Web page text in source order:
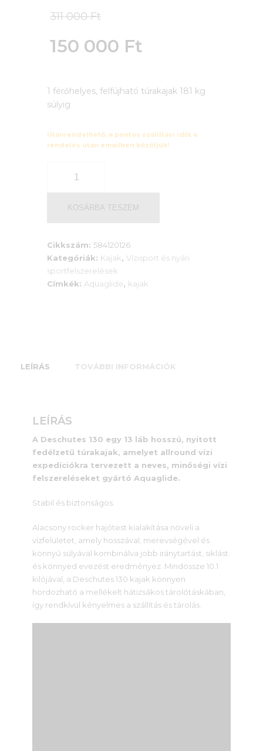
311 000Ft
price
311
150 000 Ft
price
150
1 férőhelyes, felfújható túrakajak 181 kg
súlyig
Utánrendelhető, a pontos szállítási időt a
rendelés után emailben közöljük!
TÚRAKAJAK,
FÉRŐHELYES
mennyiség
KOSÁRBA TESZEM
Cikkszám: 584120126
Kategóriák: Kajak, Vízisport és nyári
sportfelszerelések
Címkék: Aquaglide, kajak
LEÍRÁS TOVÁBBI INFORMÁCIÓK
LEÍRÁS
A Deschutes 130 egy 13 láb hosszú, nyitott
fedélzetű túrakajak, amelyet allround vízi
expedíciókra tervezett a neves, minőségi vízi
felszereléseket gyártó Aquaglide.
Stabil és biztonságos.
Alacsony rocker hajótest kialakítása növeli a
vízfelületet, amely hosszával, merevségével és
könnyű súlyával kombinálva jobb iránytartást, siklást
és könnyed evezést eredményez. Mindössze 10.1
kilójával, a Deschutes 130 kajak könnyen
hordozható a mellékelt hátizsákos tárolótáskában,
így rendkívül kényelmes a szállítás és tárolás.